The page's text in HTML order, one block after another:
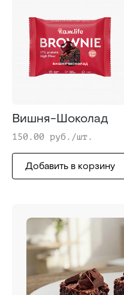
Вишня-Шоколад
150.00 руб./шт.
Добавить в корзину